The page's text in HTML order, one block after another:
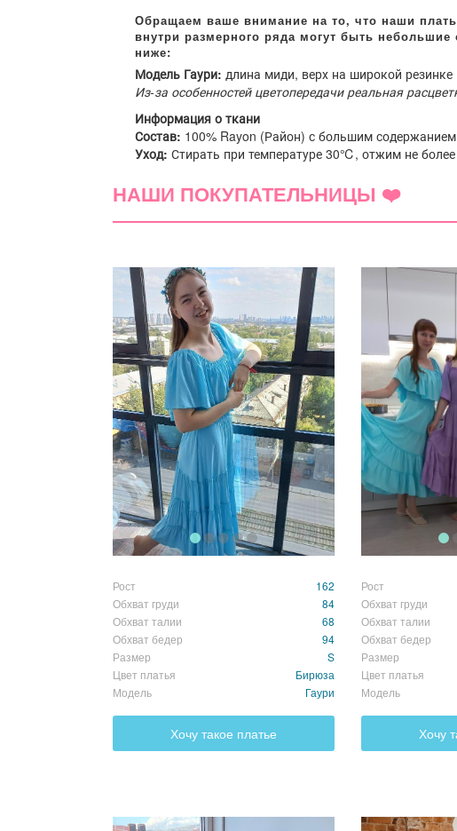
Модель Гаури: длина миди, верх на широкой
Из-за особенностей цветопередачи реальная
Информация о ткани
Состав: 100% Rayon (Район) с большим
Уход: Стирать при температуре 30℃, отжим не
(0)
4 звезды
3 звезды
2 звезды (0)
1 звезда (0)
Сортировка: по дате добавления по полезности
Ещё не добавлено ни одного комментария
НАШИ ПОКУПАТЕЛЬНИЦЫ ❤️
Рост
162
Обхват груди
84
Обхват талии
68
Обхват бедер
94
Размер
S
Цвет платья
Бирюза
Модель
Гаури
Хочу такое платье
Рост
Обхват груди
Обхват талии
Обхват бедер
Размер
Цвет платья
Модель
Хочу